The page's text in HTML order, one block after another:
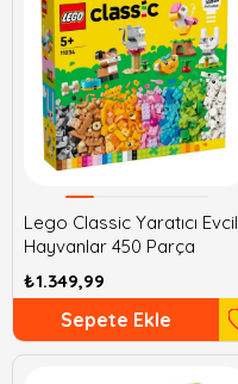
Lego Classic Yaratıcı Evcil
Hayvanlar 450 Parça
₺1.349,99
Sepete Ekle